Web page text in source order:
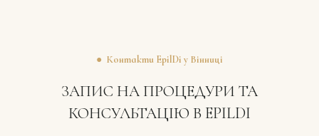
● Контакти EpilDi у Вінниці
ЗАПИС НА ПРОЦЕДУРИ ТА
КОНСУЛЬТАЦІЮ В EPILDI